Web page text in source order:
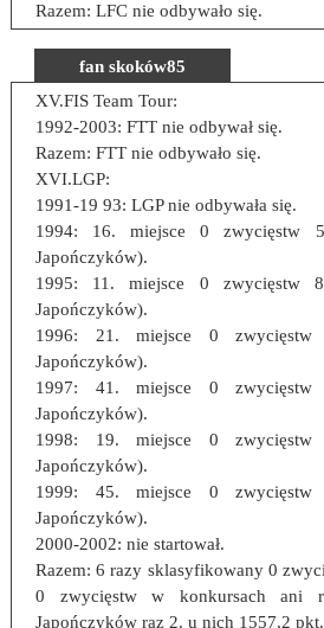
Razem: LFC nie odbywało się.
fan skoków85
XV.FIS Team Tour:
1992-2003: FTT nie odbywał się.
Razem: FTT nie odbywało się.
XVI.LGP:
1991-19 93: LGP nie odbywała się.
1994: 16. miejsce 0 zwycięstw
Japończyków).
1995: 11. miejsce 0 zwycięstw
Japończyków).
1996: 21. miejsce 0
Japończyków).
1997: 41. miejsce 0
Japończyków).
1998: 19. miejsce 0
Japończyków).
1999: 45. miejsce 0
Japończyków).
2000-2002: nie startował.
Razem: 6 razy sklasyfikowany 0
0 zwycięstw w konkursach ani
Japończyków raz 2. u nich 1557,2 pkt.